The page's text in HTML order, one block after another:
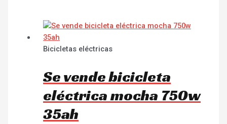
Bicicletas eléctricas
Se vende bicicleta
eléctrica mocha 750w
35ah